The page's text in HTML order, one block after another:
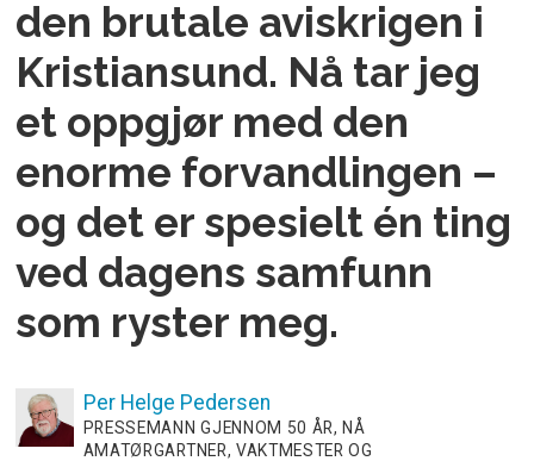
den brutale aviskrigen i
Kristiansund. Nå tar jeg
et oppgjør med den
enorme forvandlingen –
og det er spesielt én ting
ved dagens samfunn
som ryster meg.
Per Helge Pedersen
PRESSEMANN GJENNOM 50 ÅR, NÅ
AMATØRGARTNER, VAKTMESTER OG